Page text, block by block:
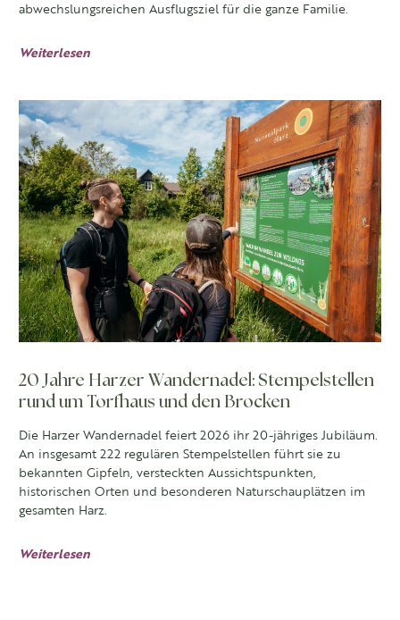
abwechslungsreichen Ausflugsziel für die ganze Familie.
Weiterlesen
20 Jahre Harzer Wandernadel: Stempelstellen
rund um Torfhaus und den Brocken
Die Harzer Wandernadel feiert 2026 ihr 20-jähriges Jubiläum.
An insgesamt 222 regulären Stempelstellen führt sie zu
bekannten Gipfeln, versteckten Aussichtspunkten,
historischen Orten und besonderen Naturschauplätzen im
gesamten Harz.
Weiterlesen